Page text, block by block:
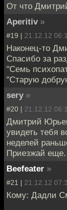
От что
Aperitiv »
#19 | 21.12.12
Наконец-то
Спасибо за
"Семь
"Старую
sery »
#20 | 21.12.12
Дмитрий
увидеть тебя
неделей
Приезжай еще.
Beefeater »
#21 | 21.12.12
Кому: Дадли